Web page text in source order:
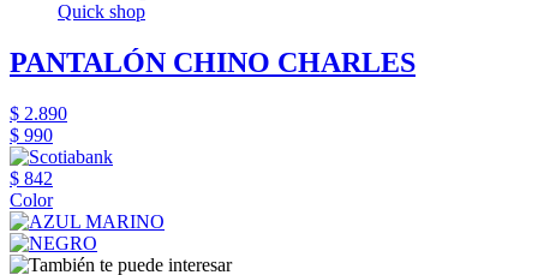
Quick shop
PANTALÓN CHINO CHARLES
$ 2.890
$ 990
$ 842
Color